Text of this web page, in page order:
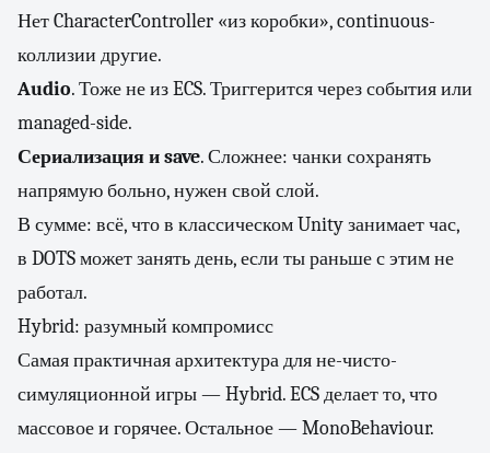
Нет CharacterController «из коробки», continuous-
коллизии другие.
Audio. Тоже не из ECS. Триггерится через события или
managed-side.
Сериализация и save. Сложнее: чанки сохранять
напрямую больно, нужен свой слой.
В сумме: всё, что в классическом Unity занимает час,
в DOTS может занять день, если ты раньше с этим не
работал.
Hybrid: разумный компромисс
Самая практичная архитектура для не-чисто-
симуляционной игры — Hybrid. ECS делает то, что
массовое и горячее. Остальное — MonoBehaviour.